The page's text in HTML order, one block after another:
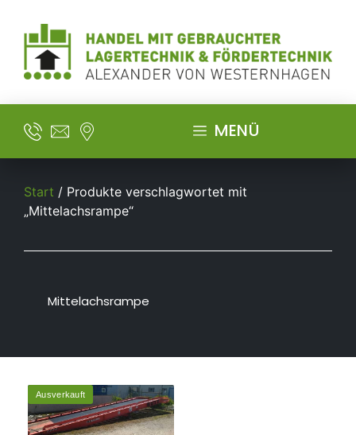
MENÜ
Start / Produkte verschlagwortet mit
„Mittelachsrampe“
Mittelachsrampe
Ausverkauft